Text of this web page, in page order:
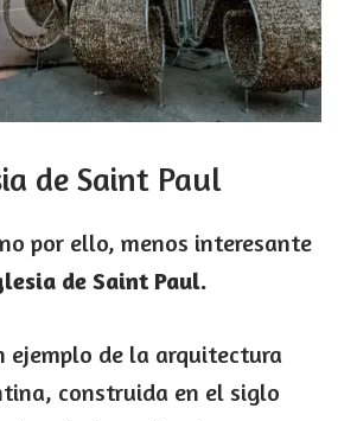
de Saint Paul
por ello, menos interesante
de Saint Paul.
ejemplo de la arquitectura
construida en el siglo